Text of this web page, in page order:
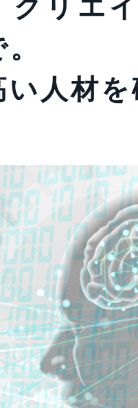
クリエ
い人材